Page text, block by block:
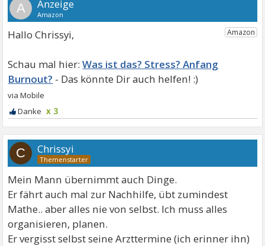
A
Hallo Chrissyi,
Was ist das? Stress? Anfang
Burnout?
x 3
C Chrissyi
Mein Mann übernimmt auch Dinge.
Er fährt auch mal zur Nachhilfe, übt zumindest
Mathe.. aber alles nie von selbst. Ich muss alles
organisieren, planen.
Er vergisst selbst seine Arzttermine (ich erinner ihn)